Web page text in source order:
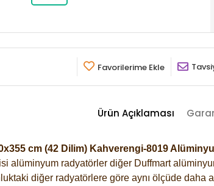
Favorilerime Ekle
Ürün Açıklaması
cm (42 Dilim) Kahverengi-8019
alüminyum radyatörler diğer Duffmart
diğer radyatörlere göre aynı ölçüde daha